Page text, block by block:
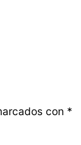
con *